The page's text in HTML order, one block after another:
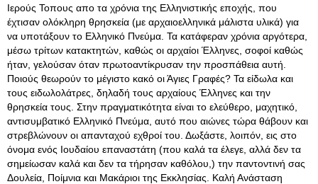
Ιερούς Τοπους απο τα χρόνια της Ελληνιστικής εποχής, που
έχτισαν ολόκληρη θρησκεία (με αρχαιοελληνικά μάλιστα υλικά) για
να υποτάξουν το Ελληνικό Πνεύμα. Τα κατάφεραν χρόνια αργότερα,
μέσω τρίτων κατακτητών, καθώς οι αρχαίοι Έλληνες, σοφοί καθώς
ήταν, γελούσαν όταν πρωτοαντίκρυσαν την προσπάθεια αυτή.
Ποιούς θεωρούν το μέγιστο κακό οι Άγιες Γραφές? Τα είδωλα και
τους ειδωλολάτρες, δηλαδή τους αρχαίους Έλληνες και την
θρησκεία τους. Στην πραγματικότητα είναι το ελεύθερο, μαχητικό,
αντισυμβατικό Ελληνικό Πνεύμα, αυτό που αιώνες τώρα θάβουν και
στρεβλώνουν οι απανταχού εχθροί του. Δωξάστε, λοιπόν, εις στο
όνομα ενός Ιουδαίου επαναστάτη (που καλά τα έλεγε, αλλά δεν τα
σημείωσαν καλά και δεν τα τήρησαν καθόλου,) την παντοντινή σας
Δουλεία, Ποίμνια και Μακάριοι της Εκκλησίας. Καλή Ανάσταση